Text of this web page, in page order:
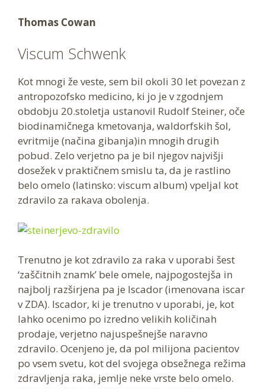
Thomas Cowan
Viscum Schwenk
Kot mnogi že veste, sem bil okoli 30 let povezan z
antropozofsko medicino, ki jo je v zgodnjem
obdobju 20.stoletja ustanovil Rudolf Steiner, oče
biodinamičnega kmetovanja, waldorfskih šol,
evritmije (načina gibanja)in mnogih drugih
pobud. Zelo verjetno pa je bil njegov najvišji
dosežek v praktičnem smislu ta, da je rastlino
belo omelo (latinsko: viscum album) vpeljal kot
zdravilo za rakava obolenja.
Trenutno je kot zdravilo za raka v uporabi šest
‘zaščitnih znamk’ bele omele, najpogostejša in
najbolj razširjena pa je Iscador (imenovana iscar
v ZDA). Iscador, ki je trenutno v uporabi, je, kot
lahko ocenimo po izredno velikih količinah
prodaje, verjetno najuspešnejše naravno
zdravilo. Ocenjeno je, da pol milijona pacientov
po vsem svetu, kot del svojega obsežnega režima
zdravljenja raka, jemlje neke vrste belo omelo.